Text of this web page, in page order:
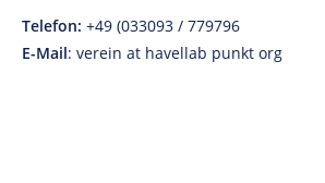
Telefon: +49 (033093 / 779796
E-Mail: verein at havellab punkt org